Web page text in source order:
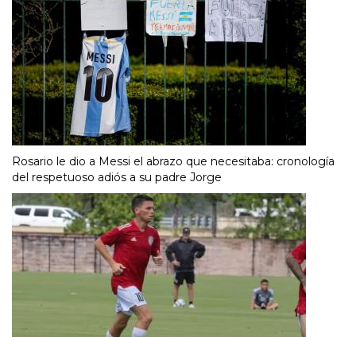
Rosario le dio a Messi el abrazo que necesitaba: cronología
del respetuoso adiós a su padre Jorge